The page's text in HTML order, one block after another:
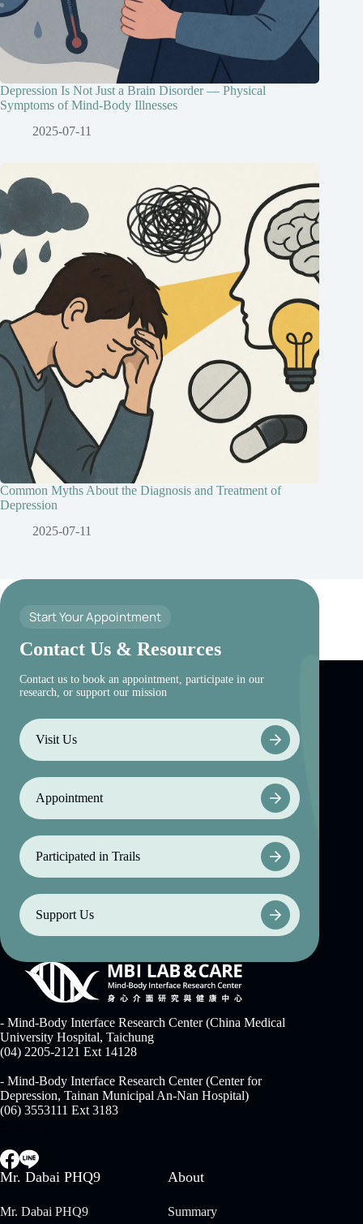
Depression Is Not Just a Brain Disorder — Physical
Symptoms of Mind-Body Illnesses
2025-07-11
Common Myths About the Diagnosis and Treatment of
Depression
2025-07-11
Start Your Appointment
Contact Us & Resources
Contact us to book an appointment, participate in our
research, or support our mission
Visit Us
Appointment
Participated in Trails
Support Us
- Mind-Body Interface Research Center (China Medical
University Hospital, Taichung
(04) 2205-2121 Ext 14128
- Mind-Body Interface Research Center (Center for
Depression, Tainan Municipal An-Nan Hospital)
(06) 3553111 Ext 3183
Mr. Dabai PHQ9
Mr. Dabai PHQ9
About
Summary